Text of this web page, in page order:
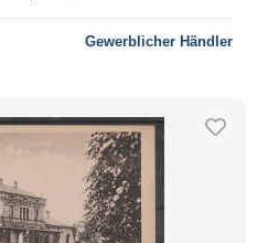
Gewerblicher Händler